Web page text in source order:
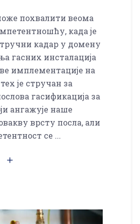
похвалити веома
када је
кадар у домену
гасних инсталација
имплементације на
је стручан за
гасификација за
ангажује наше
врсту посла, али
се